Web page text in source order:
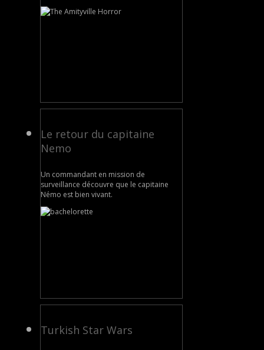
Le retour du capitaine
Nemo
Un commandant en mission de
surveillance découvre que le capitaine
Némo est bien vivant.
Turkish Star Wars